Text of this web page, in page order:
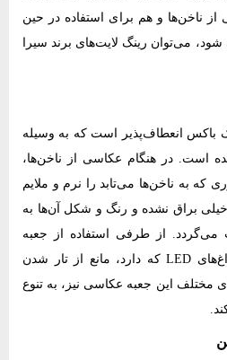
ناخن‌ها و هم برای استفاده در حین
می‌توان رینگ لایت‌های برند سیرا
باکس انعطاف‌پذیر است که به وسیله
است. در هنگام عکاسی از ناخن‌ها،
که به ناخن‌ها می‌تابد را نرم و ملایم
خیلی براق نشده و رنگ و شکل آن‌ها به
از طرفی استفاده از جعبه
عکاسی ناخن به واسطه چراغ‌های LED که دارد، مانع از تار شدن
این جعبه عکاسی نیز، به تنوع